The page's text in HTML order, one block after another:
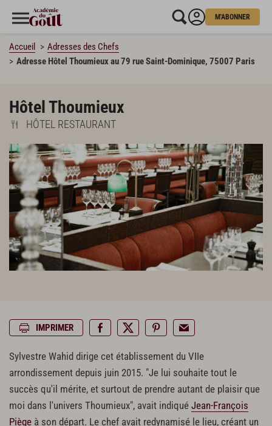
M'ABONNER
Accueil
Adresses des Chefs
Adresse Hôtel Thoumieux au 79 rue Saint-Dominique, 75007 Paris
Hôtel Thoumieux
HÔTEL RESTAURANT
IMPRIMER
Sylvestre Wahid dirige cet établissement du VIIe
arrondissement depuis juin 2015. "Je lui souhaite tout le
succès qu'il mérite, et surtout de prendre autant de plaisir que
moi dans l'univers Thoumieux", avait indiqué Jean-François
Piège à son départ. Le chef avait redynamisé le lieu, créant un